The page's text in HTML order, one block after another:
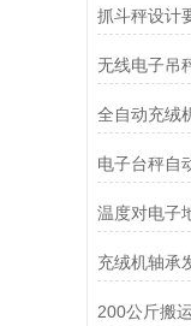
抓斗秤设计
无线电子吊
电子台秤自
充绒机轴承
200公斤搬